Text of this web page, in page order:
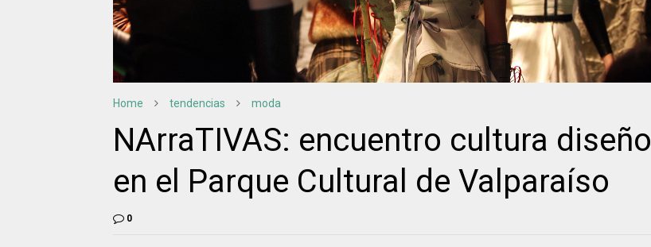
Home tendencias moda
NArraTIVAS: encuentro cultura diseño
en el Parque Cultural de Valparaíso
0